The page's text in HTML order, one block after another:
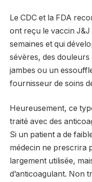
Le CDC et la FDA
ont reçu le vaccin
semaines et qui
sévères, des
jambes ou un
fournisseur de soins
Heureusement, ce
traité avec des
Si un patient a de
médecin ne prescrira
largement utilisée,
d’anticoagulant. Non